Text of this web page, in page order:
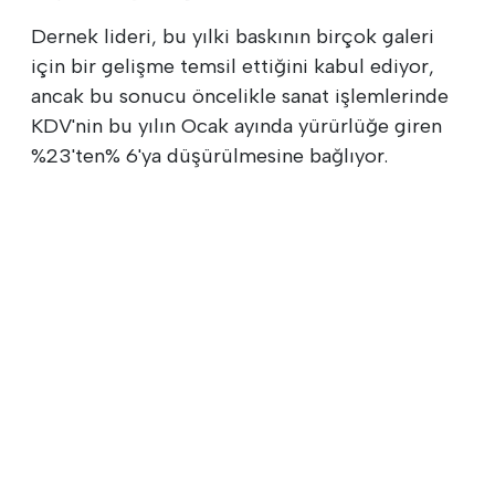
Dernek lideri, bu yılki baskının birçok galeri
için bir gelişme temsil ettiğini kabul ediyor,
ancak bu sonucu öncelikle sanat işlemlerinde
KDV'nin bu yılın Ocak ayında yürürlüğe giren
%23'ten% 6'ya düşürülmesine bağlıyor.